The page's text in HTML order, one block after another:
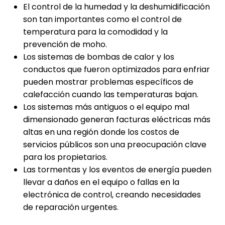
El control de la humedad y la deshumidificación
son tan importantes como el control de
temperatura para la comodidad y la
prevención de moho.
Los sistemas de bombas de calor y los
conductos que fueron optimizados para enfriar
pueden mostrar problemas específicos de
calefacción cuando las temperaturas bajan.
Los sistemas más antiguos o el equipo mal
dimensionado generan facturas eléctricas más
altas en una región donde los costos de
servicios públicos son una preocupación clave
para los propietarios.
Las tormentas y los eventos de energía pueden
llevar a daños en el equipo o fallas en la
electrónica de control, creando necesidades
de reparación urgentes.